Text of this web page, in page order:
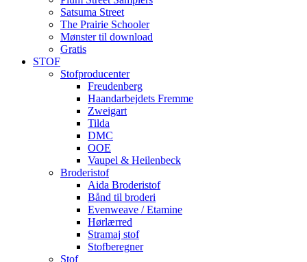
Satsuma Street
The Prairie Schooler
Mønster til download
Gratis
STOF
Stofproducenter
Freudenberg
Haandarbejdets Fremme
Zweigart
Tilda
DMC
OOE
Vaupel & Heilenbeck
Broderistof
Aida Broderistof
Bånd til broderi
Evenweave / Etamine
Hørlærred
Stramaj stof
Stofberegner
Stof